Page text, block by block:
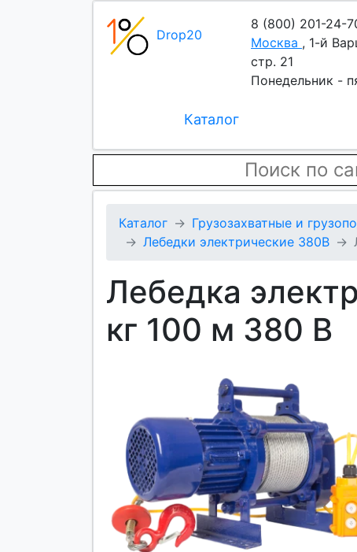
Drop20
8 (800) 201-24-
Москва , 1-й
стр. 21
Понедельник -
Каталог
Каталог Грузозахватные и
Лебедки электрические 380В
Лебедка
кг 100 м 380 В